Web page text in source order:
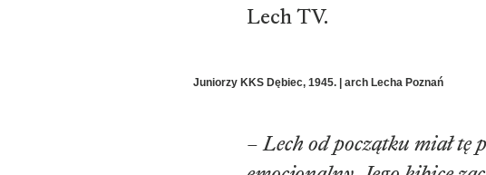
Lech TV.
Juniorzy KKS Dębiec, 1945. | arch Lecha Poznań
–Lech od początku miał tę